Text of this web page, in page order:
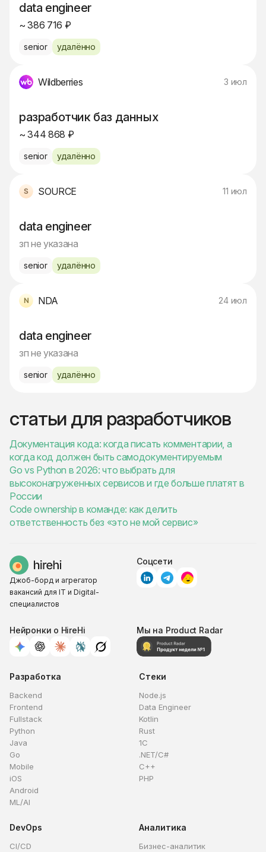
data engineer
~ 386 716 ₽
senior удалённо
Wildberries 3 июл
разработчик баз данных
~ 344 868 ₽
senior удалённо
SOURCE 11 июл
data engineer
зп не указана
senior удалённо
NDA 24 июл
data engineer
зп не указана
senior удалённо
статьи для разработчиков
Документация кода: когда писать комментарии, а
когда код должен быть самодокументируемым
Go vs Python в 2026: что выбрать для
высоконагруженных сервисов и где больше платят в
России
Code ownership в команде: как делить
ответственность без «это не мой сервис»
Джоб-борд и агрегатор
вакансий для IT и Digital-
специалистов
Соцсети
Нейронки о HireHi Мы на Product Radar
Разработка
Backend
Frontend
Fullstack
Python
Java
Go
Mobile
iOS
Android
ML/AI
Стеки
Node.js
Data Engineer
Kotlin
Rust
1C
.NET/C#
C++
PHP
DevOps
CI/CD
Аналитика
Бизнес-аналитик